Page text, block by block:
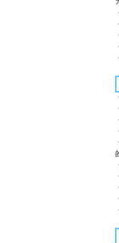
・
・
・
・
・
・
・
・
・
・
・
・
・
・
・